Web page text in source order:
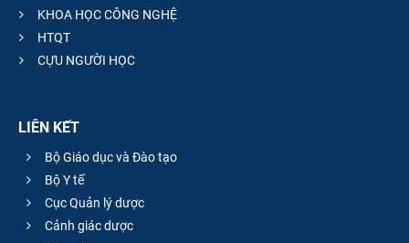
KHOA HỌC CÔNG NGHỆ
HTQT
CỰU NGƯỜI HỌC
LIÊN KẾT
Bộ Giáo dục và Đào tạo
Bộ Y tế
Cục Quản lý dược
Cảnh giác dược